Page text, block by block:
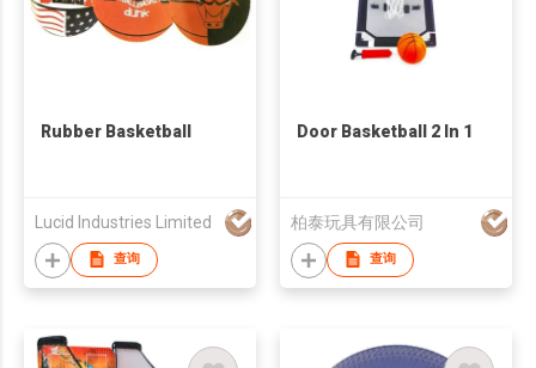
Rubber Basketball
Lucid Industries Limited
查询
Door Basketball 2 In 1
柏泰玩具有限公司
查询